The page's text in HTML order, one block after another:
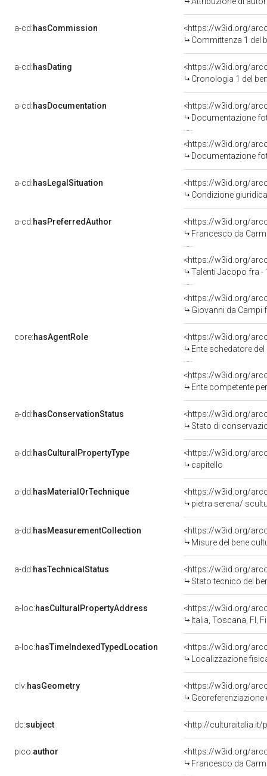
a-cd:hasCommission
<https://w3id.org/
Committenza 1 del
a-cd:hasDating
<https://w3id.org/
Cronologia 1 del
a-cd:hasDocumentation
Documentazione
Documentazione
a-cd:hasLegalSituation
Condizione
a-cd:hasPreferredAuthor
<https://w3id.org/
Francesco da
<https://w3id.org/
Talenti Jacopo fra -
<https://w3id.org/
Giovanni da Campi
core:hasAgentRole
<https://w3id.org/
Ente schedatore del bene
<https://w3id.org/
Ente competente per tutela del
a-dd:hasConservationStatus
<https://w3id.org/
Stato di
a-dd:hasCulturalPropertyType
<https://w3id.org/
capitello
a-dd:hasMaterialOrTechnique
<https://w3id.org/
pietra serena/
a-dd:hasMeasurementCollection
<https://w3id.org/
Misure del bene
a-dd:hasTechnicalStatus
<https://w3id.org/
Stato tecnico del
a-loc:hasCulturalPropertyAddress
<https://w3id.org/
Italia, Toscana, FI,
a-loc:hasTimeIndexedTypedLocation
<https://w3id.org/
Localizzazione
clv:hasGeometry
<https://w3id.org/
dc:subject <http://culturaitalia.it/
pico:author
<https://w3id.org/
Francesco da